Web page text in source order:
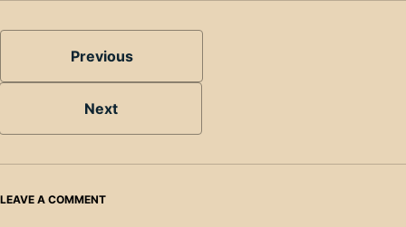
Previous
Next
LEAVE A COMMENT